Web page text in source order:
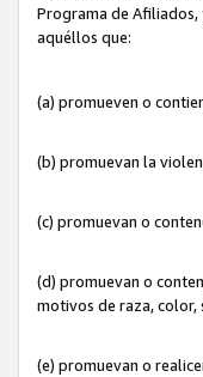
Programa de Afiliados,
aquéllos que:
(a) promueven o
(b) promuevan la
(c) promuevan o
(d) promuevan o
motivos de raza, color,
(e) promuevan o